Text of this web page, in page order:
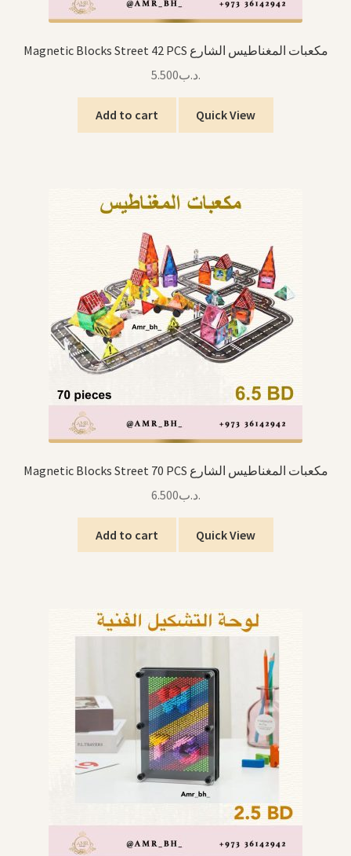
Magnetic Blocks Street 42 PCS مكعبات المغناطيس الشارع
.د.ب5.500
Add to cart Quick View
Magnetic Blocks Street 70 PCS مكعبات المغناطيس الشارع
.د.ب6.500
Add to cart Quick View